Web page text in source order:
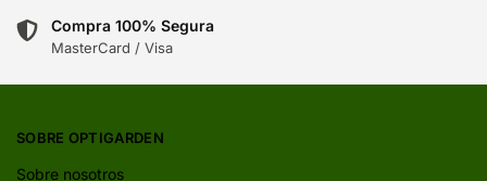
Compra 100% Segura
MasterCard / Visa
SOBRE OPTIGARDEN
Sobre nosotros